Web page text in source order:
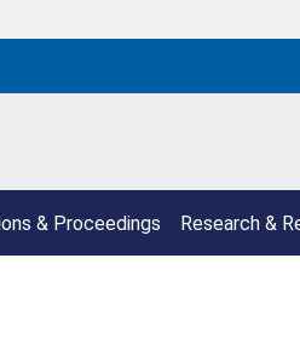
& Proceedings Research &